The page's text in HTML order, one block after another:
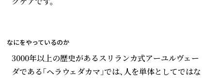
なにをやっているのか
3000年以上の歴史があるスリランカ式アーユルヴェー
ダである「ヘラウェダカマ」では、人を単体としてではな